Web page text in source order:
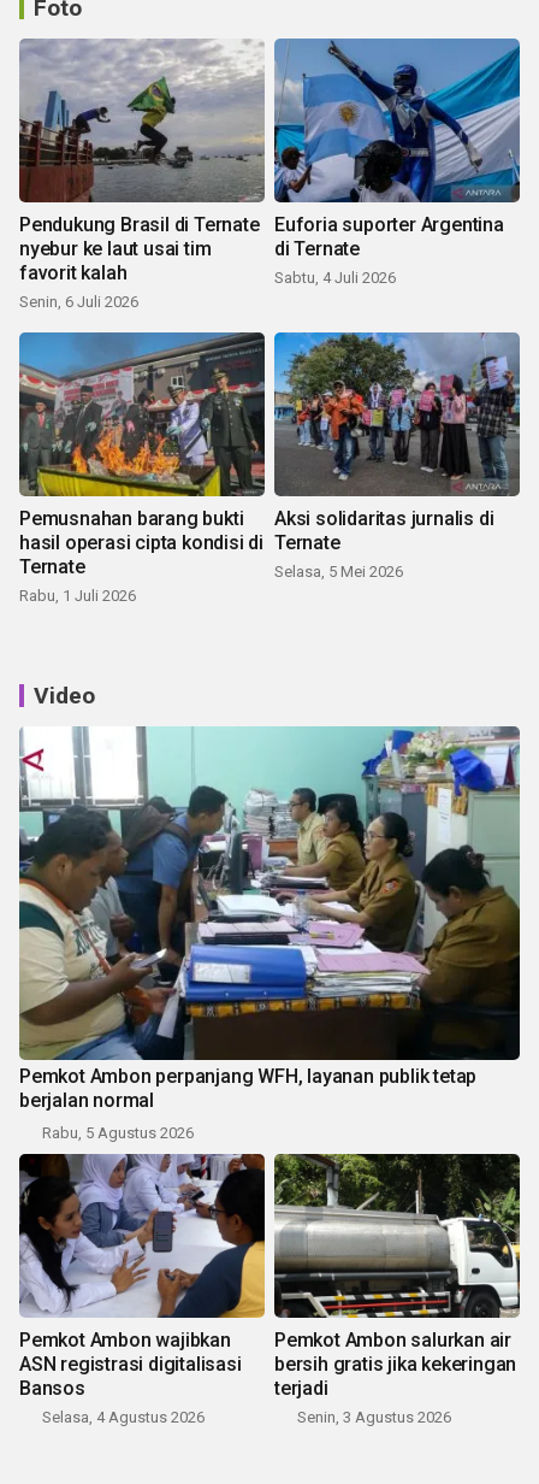
Foto
Pendukung Brasil di Ternate
nyebur ke laut usai tim
favorit kalah
Senin, 6 Juli 2026
Euforia suporter Argentina
di Ternate
Sabtu, 4 Juli 2026
Pemusnahan barang bukti
hasil operasi cipta kondisi di
Ternate
Rabu, 1 Juli 2026
Aksi solidaritas jurnalis di
Ternate
Selasa, 5 Mei 2026
Video
Pemkot Ambon perpanjang WFH, layanan publik tetap
berjalan normal
Rabu, 5 Agustus 2026
Pemkot Ambon wajibkan
ASN registrasi digitalisasi
Bansos
Selasa, 4 Agustus 2026
Pemkot Ambon salurkan air
bersih gratis jika kekeringan
terjadi
Senin, 3 Agustus 2026